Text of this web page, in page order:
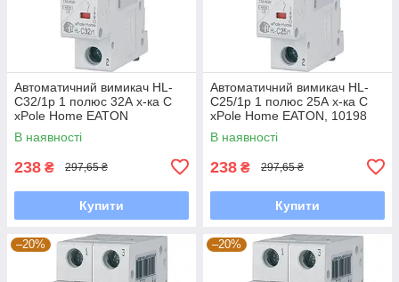
Автоматичний вимикач HL-
С32/1р 1 полюс 32А х-ка С
xPole Home EATON
В наявності
238 ₴ 297,65 ₴
Купити
Автоматичний вимикач HL-
C25/1р 1 полюс 25А х-ка С
xPole Home EATON, 10198
В наявності
238 ₴ 297,65 ₴
Купити
–20% –20%